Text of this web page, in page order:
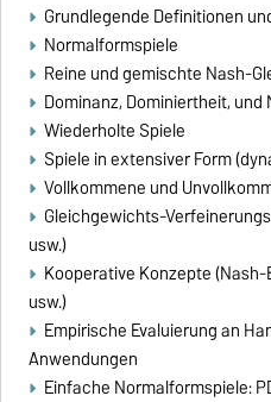
Grundlegende Definitionen
Normalformspiele
Reine und gemischte Nash-
Dominanz, Dominiertheit, und
Wiederholte Spiele
Spiele in extensiver Form
Vollkommene und
Gleichgewichts-
usw.)
Kooperative Konzepte
usw.)
Empirische Evaluierung an
Anwendungen
Einfache Normalformspiele: